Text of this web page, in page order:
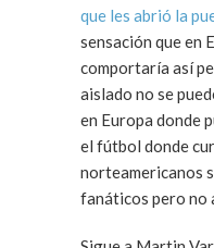
que les abrió la
sensación que en
comportaría así
aislado no se puede
en Europa donde
el fútbol donde
norteamericanos se
fanáticos pero no